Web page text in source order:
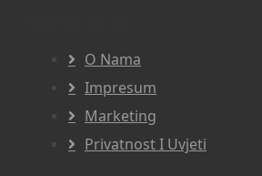
O Nama
Impresum
Marketing
Privatnost I Uvjeti